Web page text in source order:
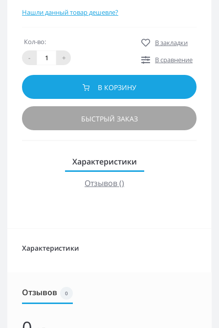
Нашли данный товар дешевле?
Кол-во:
-
+
В закладки
В сравнение
В КОРЗИНУ
БЫСТРЫЙ ЗАКАЗ
Характеристики
Отзывов ()
Характеристики
Отзывов 0